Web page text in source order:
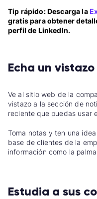
Tip rápido: Descarga la
gratis para obtener
perfil de LinkedIn.
Echa un
Ve al sitio web de la
vistazo a la sección de
reciente que puedas usar
Toma notas y ten una
base de clientes de la
información como la
Estudia a sus